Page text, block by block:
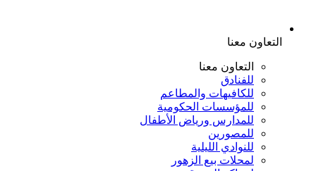
التعاون معنا
التعاون معنا
للفنادق
للكافيهات والمطاعم
للمؤسسات الحكومية
للمدارس ورياض الأطفال
للمصورين
للنوادي الليلية
لمحلات بيع الزهور